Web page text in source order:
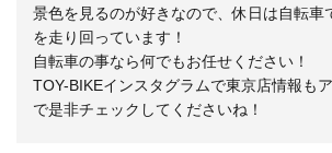
景色を見るのが好きなので、休日は自転車
を走り回っています！
自転車の事なら何でもお任せください！
TOY-BIKEインスタグラムで東京店情報も
で是非チェックしてくださいね！